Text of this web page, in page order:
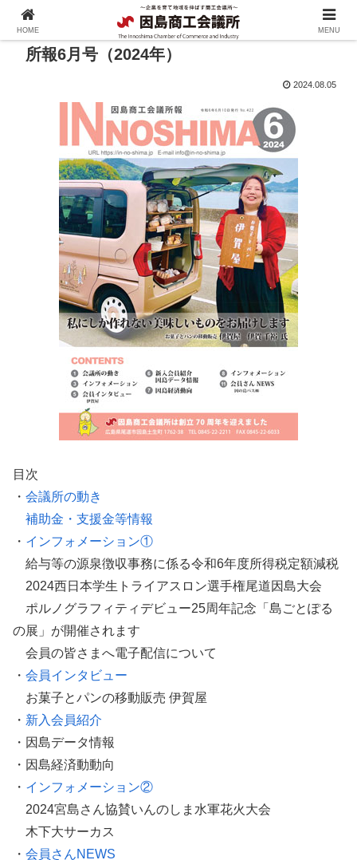
所報6月号（2024年）
2024.08.05
目次
・ 会議所の動き
補助金・支援金等情報
・ インフォメーション①
給与等の源泉徴収事務に係る令和6年度所得税定額減税
2024西日本学生トライアスロン選手権尾道因島大会
ポルノグラフィティデビュー25周年記念「島ごとぽる
の展」が開催されます
会員の皆さまへ電子配信について
・ 会員インタビュー
お菓子とパンの移動販売 伊賀屋
・ 新入会員紹介
・因島データ情報
・因島経済動動向
・ インフォメーション②
2024宮島さん協賛いんのしま水軍花火大会
木下大サーカス
・ 会員さんNEWS
HOME MENU